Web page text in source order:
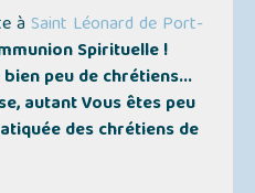
àSaint Léonard de Port-
Spirituelle !
peu de chrétiens...
autant Vous êtes peu
des chrétiens de